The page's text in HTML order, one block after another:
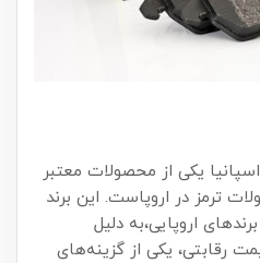
یکی از محصولات معتبر
ترمز در اروپاست. این برند
اروپایی،به دلیل
رقابتی، یکی از گزینه‌های